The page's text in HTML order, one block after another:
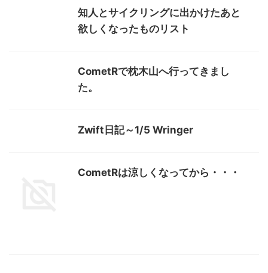
知人とサイクリングに出かけたあと
欲しくなったものリスト
CometRで枕木山へ行ってきまし
た。
Zwift日記～1/5 Wringer
CometRは涼しくなってから・・・